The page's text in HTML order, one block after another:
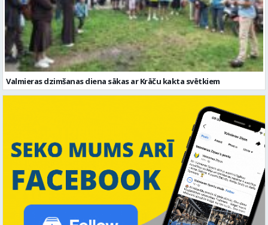
Valmieras dzimšanas diena sākas ar Krāču kakta svētkiem